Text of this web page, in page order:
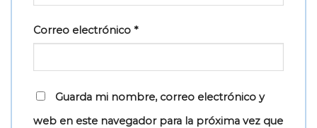
Correo electrónico *
Guarda mi nombre, correo electrónico y
web en este navegador para la próxima vez que